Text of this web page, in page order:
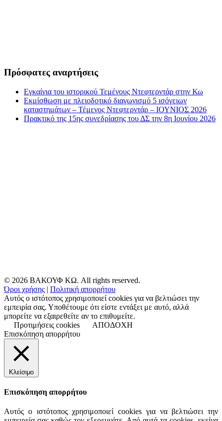
Πρόσφατες αναρτήσεις
Εγκαίνια του ιστορικού Τεμένους Ντεφτερντάρ στην Κω
Εκμίσθωση με πλειοδοτικό διαγωνισμό 5 ισόγειων
καταστημάτων – Τέμενος Ντεφτερντάρ – ΙΟΥΝΙΟΣ 2026
Πρακτικό της 15ης συνεδρίασης του ΔΣ την 8η Ιουνίου 2026
© 2026 ΒΑΚΟΥΦ ΚΩ. All rights reserved.
Όροι χρήσης | Πολιτική απορρήτου
Αυτός ο ιστότοπος χρησιμοποιεί cookies για να βελτιώσει την
εμπειρία σας. Υποθέτουμε ότι είστε εντάξει με αυτό, αλλά
μπορείτε να εξαιρεθείτε αν το επιθυμείτε.
Προτιμήσεις cookies
ΑΠΟΔΟΧΗ
Επισκόπηση απορρήτου
Κλείσιμο
Επισκόπηση απορρήτου
Αυτός ο ιστότοπος χρησιμοποιεί cookies για να βελτιώσει την